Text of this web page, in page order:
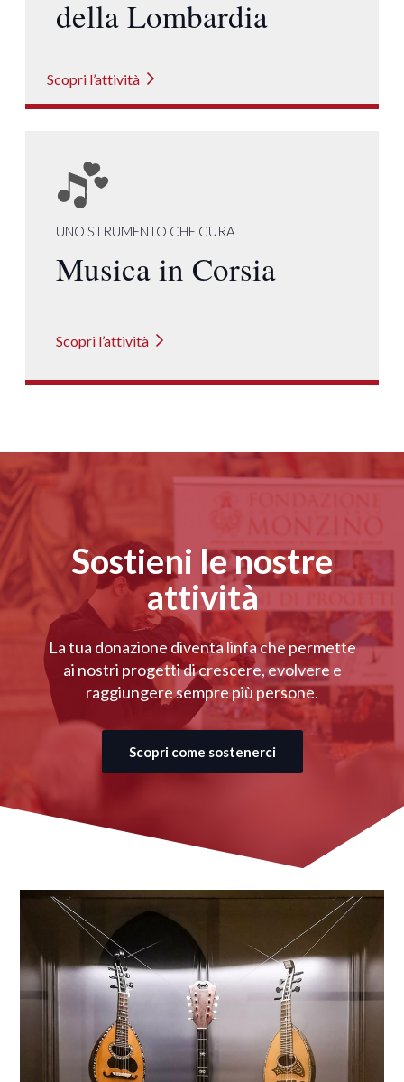
della Lombardia
Scopri l’attività
UNO STRUMENTO CHE CURA
Musica in Corsia
Scopri l’attività
Sostieni le nostre
attività
La tua donazione diventa linfa che permette
ai nostri progetti di crescere, evolvere e
raggiungere sempre più persone.
Scopri come sostenerci